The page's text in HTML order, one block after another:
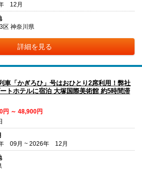
12月
区 神奈川県
詳細を見る
車「かぎろひ」号はおひとり2席利用！弊社
トホテルに宿泊 大塚国際美術館 約5時間滞
円 ～ 48,900円
09月 ~ 2026年 12月